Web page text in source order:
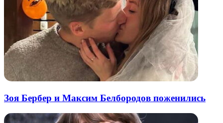
Зоя Бербер и Максим Белбородов поженились